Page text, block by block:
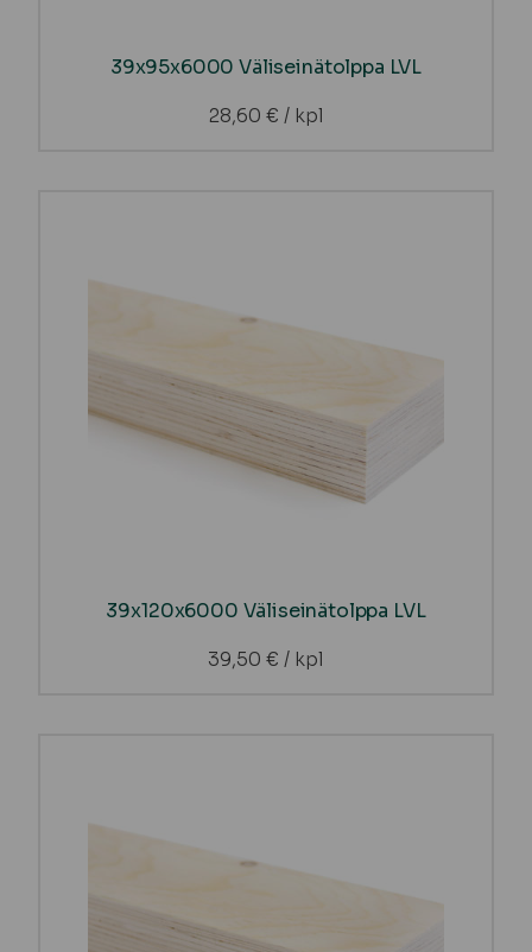
39x95x6000 Väliseinätolppa LVL
28,60 € / kpl
39x120x6000 Väliseinätolppa LVL
39,50 € / kpl